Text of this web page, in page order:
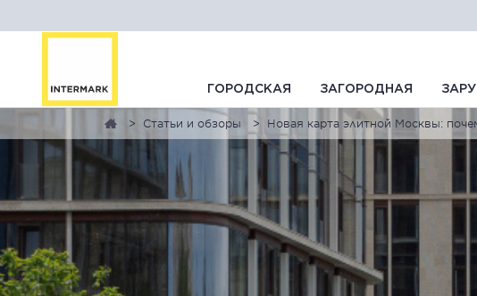
ГОРОДСКАЯ ЗАГОРОДНАЯ
Статьи и обзоры Новая карта элитной Москвы: